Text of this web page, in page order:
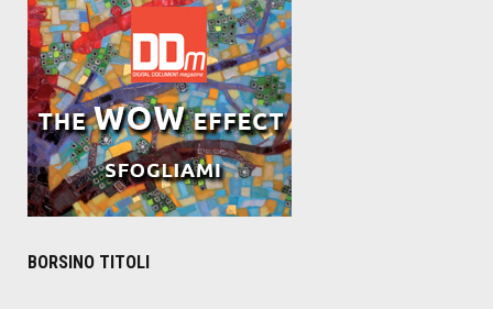
BORSINO TITOLI